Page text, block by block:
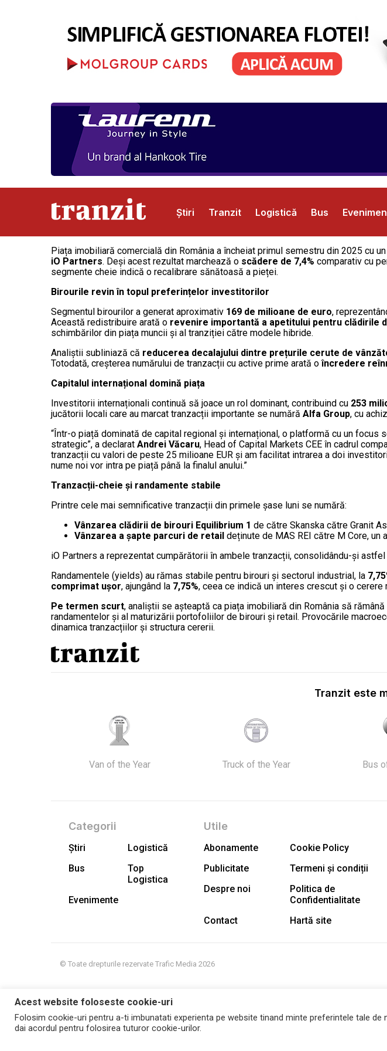
Știri Tranzit Logistică Bus
Abonamente Publicitate Contact
Piața imobiliară comercială din România a încheiat primul semestru din 2025 cu
iO Partners. Deși acest rezultat marchează o scădere de 7,4% comparativ cu
segmente cheie indică o recalibrare sănătoasă a pieței.
Birourile revin în topul preferințelor investitorilor
Segmentul birourilor a generat aproximativ 169 de milioane de euro,
Această redistribuire arată o revenire importantă a apetitului pentru clădirile
schimbărilor din piața muncii și al tranziției către modele hibride.
Analiștii subliniază că reducerea decalajului dintre prețurile cerute de
Totodată, creșterea numărului de tranzacții cu active prime arată oîncredere
Capitalul internațional domină piața
Investitorii internaționali continuă să joace un rol dominant, contribuind cu 253
jucătorii locali care au marcat tranzacții importante se numără Alfa Group, cu
“Într-o piață dominată de capital regional și internațional, o platformă cu un
strategic”, a declarat Andrei Văcaru, Head of Capital Markets CEE în cadrul
tranzacții cu valori de peste 25 milioane EUR și am facilitat intrarea a doi
nume noi vor intra pe piață până la finalul anului.”
Tranzacții-cheie și randamente stabile
Printre cele mai semnificative tranzacții din primele șase luni se numără:
Vânzarea clădirii de birouri Equilibrium 1 de către Skanska către Granit
Vânzarea a șapte parcuri de retail deținute de MAS REI către M Core,
iO Partners a reprezentat cumpărătorii în ambele tranzacții, consolidându-și
Randamentele (yields) au rămas stabile pentru birouri și sectorul industrial, la
comprimat ușor, ajungând la 7,75%, ceea ce indică un interes crescut și o
Pe termen scurt, analiștii se așteaptă ca piața imobiliară din România să
randamentelor și al maturizării portofoliilor de birouri și retail. Provocările
dinamica tranzacțiilor și structura cererii.
Tranzit este
Van of the Year Truck of the Year Bus
Categorii
Știri
Logistică
Bus
Top
Logistica
Evenimente
Utile
Abonamente
Cookie Policy
Publicitate
Termeni și condiții
Despre noi
Politica de
Confidentialitate
Contact
Hartă site
© Toate drepturile rezervate Trafic Media 2026
Acest website foloseste cookie-uri
Folosim cookie-uri pentru a-ti imbunatati experienta pe website tinand minte preferintele tale de
dai acordul pentru folosirea tuturor cookie-urilor.